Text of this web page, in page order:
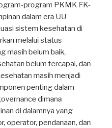
program PKMK FK-
dalam era UU
sistem kesehatan di
melalui status
masih belum baik,
belum tercapai, dan
masih menjadi
penting dalam
dimana
di dalamnya yang
operator, pendanaan, dan